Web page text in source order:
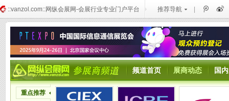
::vanzol.com::网纵会展网-会展行业专业门户平台 推荐导航
频道首页 展商动态 国
重点推荐